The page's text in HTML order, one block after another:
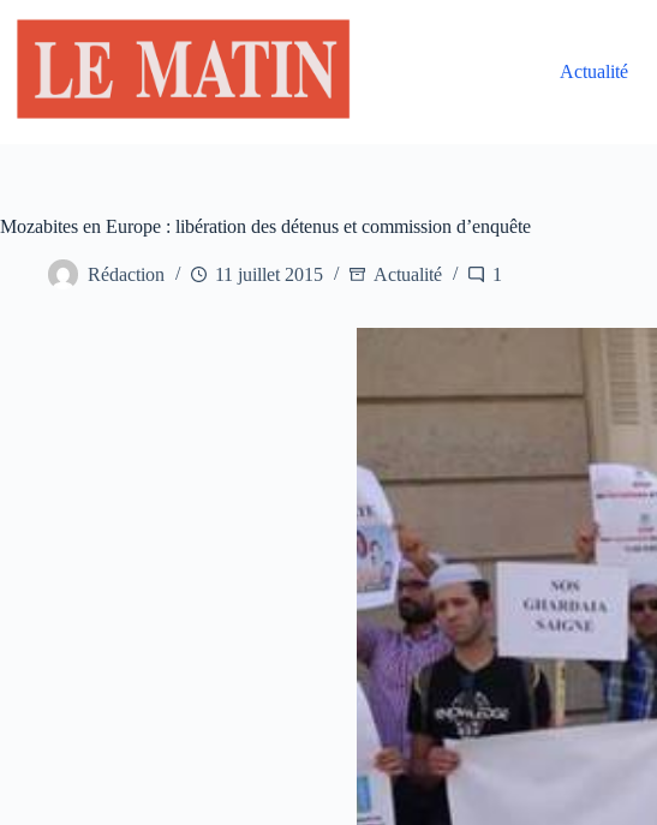
contenu
Actualité
Mozabites en Europe : libération des détenus et commission d’enquête
Rédaction 11 juillet 2015 Actualité 1